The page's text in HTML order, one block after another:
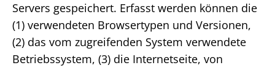
Servers gespeichert. Erfasst werden können die
(1) verwendeten Browsertypen und Versionen,
(2) das vom zugreifenden System verwendete
Betriebssystem, (3) die Internetseite, von